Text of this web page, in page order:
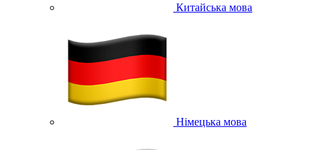
Китайська мова
Німецька мова